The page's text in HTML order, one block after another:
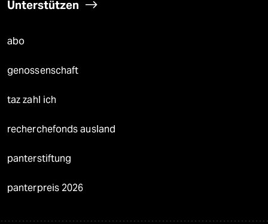
Unterstützen
abo
genossenschaft
taz zahl ich
recherchefonds ausland
panterstiftung
panterpreis 2026